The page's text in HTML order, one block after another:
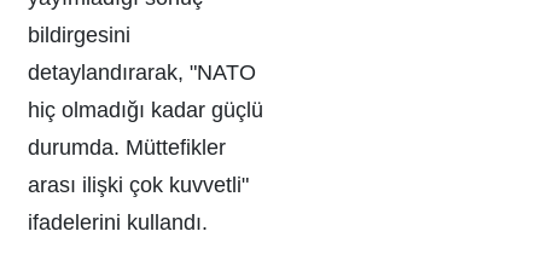
bildirgesini
detaylandırarak, "NATO
hiç olmadığı kadar güçlü
durumda. Müttefikler
arası ilişki çok kuvvetli"
ifadelerini kullandı.